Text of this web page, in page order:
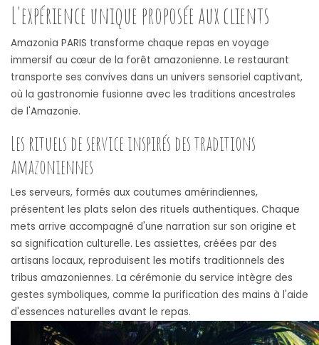
L'expérience unique proposée aux clients
Amazonia PARIS transforme chaque repas en voyage
immersif au cœur de la forêt amazonienne. Le restaurant
transporte ses convives dans un univers sensoriel captivant,
où la gastronomie fusionne avec les traditions ancestrales
de l'Amazonie.
Les rituels de service inspirés des traditions
amazoniennes
Les serveurs, formés aux coutumes amérindiennes,
présentent les plats selon des rituels authentiques. Chaque
mets arrive accompagné d'une narration sur son origine et
sa signification culturelle. Les assiettes, créées par des
artisans locaux, reproduisent les motifs traditionnels des
tribus amazoniennes. La cérémonie du service intègre des
gestes symboliques, comme la purification des mains à l'aide
d'essences naturelles avant le repas.